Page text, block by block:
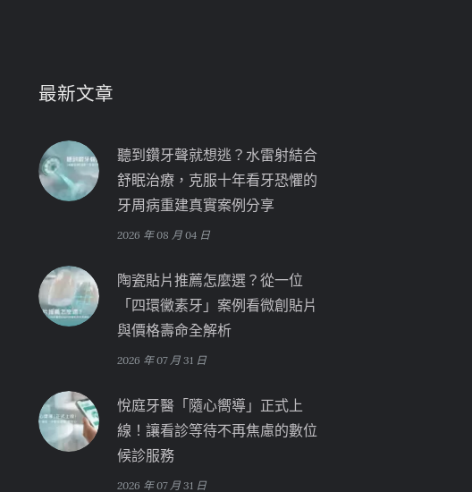
最新文章
聽到鑽牙聲就想逃？水雷射結合
舒眠治療，克服十年看牙恐懼的
牙周病重建真實案例分享
2026 年 08 月 04 日
陶瓷貼片推薦怎麼選？從一位
「四環黴素牙」案例看微創貼片
與價格壽命全解析
2026 年 07 月 31 日
悅庭牙醫「隨心嚮導」正式上
線！讓看診等待不再焦慮的數位
候診服務
2026 年 07 月 31 日